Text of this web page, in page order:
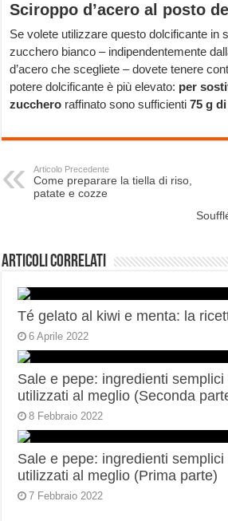
Sciroppo d’acero al posto
Se volete utilizzare questo dolcificante in
zucchero bianco – indipendentemente
d’acero che scegliete – dovete tenere
potere dolcificante è più elevato: per
zucchero raffinato sono sufficienti75 g
Articolo Precedente
Come preparare la tiella di riso,
patate e cozze
Articoli correlati
Té gelato al kiwi e menta: la
6 Aprile 2022
Sale e pepe: ingredienti
utilizzati al meglio (Seconda
8 Febbraio 2022
Sale e pepe: ingredienti
utilizzati al meglio (Prima parte)
7 Febbraio 2022